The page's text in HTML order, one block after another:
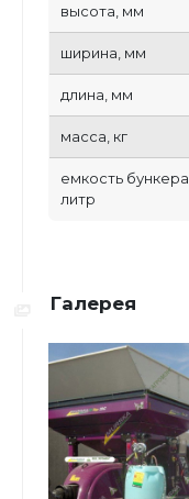
высота, мм
ширина, мм
длина, мм
масса, кг
емкость бункера,
литр
Галерея